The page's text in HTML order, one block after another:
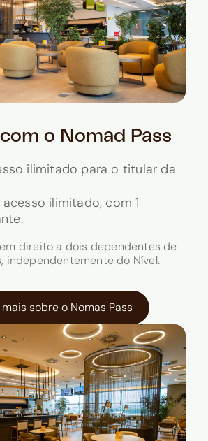
o Nomad Pass
ilimitado para o titular da
acesso ilimitado, com 1
direito a dois dependentes de
independentemente do Nível.
sobre o Nomas Pass